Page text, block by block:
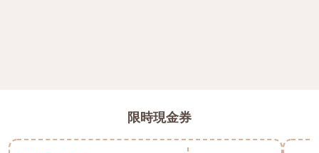
限時現金券